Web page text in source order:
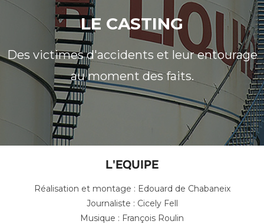
LE CASTING
Des victimes d'accidents et leur entourage
au moment des faits.
L'EQUIPE
Réalisation et montage : Edouard de Chabaneix
Journaliste : Cicely Fell
Musique : François Roulin